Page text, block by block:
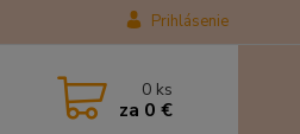
Prihlásenie
0 ks
za 0 €